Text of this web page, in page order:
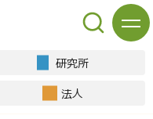
研究所
法人